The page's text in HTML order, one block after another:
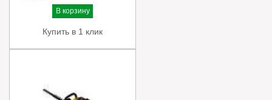
В корзину
Купить в 1 клик